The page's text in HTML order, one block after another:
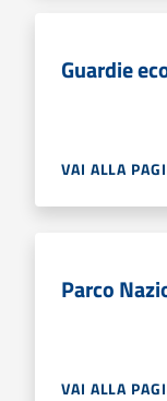
Guardie
VAI ALLA
Parco
VAI ALLA